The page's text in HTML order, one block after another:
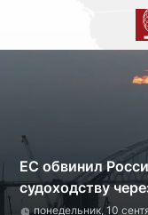
ЕС обвинил
судоходству
понедельник, 10